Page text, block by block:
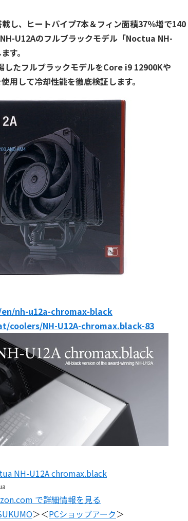
し、ヒートパイプ7本＆フィン面積37％増で140
U12Aのフルブラックモデル「Noctua NH-
す。
したフルブラックモデルをCore i9 12900Kや
用して冷却性能を徹底検証します。
nh-u12a-chromax-black
coolers/NH-U12A-chromax.black-83
NH-U12A chromax.black
で詳細情報を見る
＞＜PCショップアーク＞